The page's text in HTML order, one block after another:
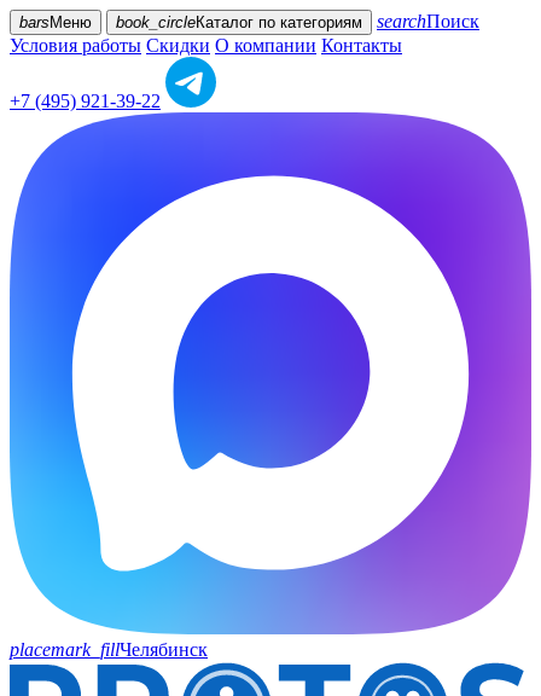
bars Меню book_circleКаталог по категориям searchПоиск
Условия работы Скидки О компании Контакты
+7 (495) 921-39-22
placemark_fillЧелябинск